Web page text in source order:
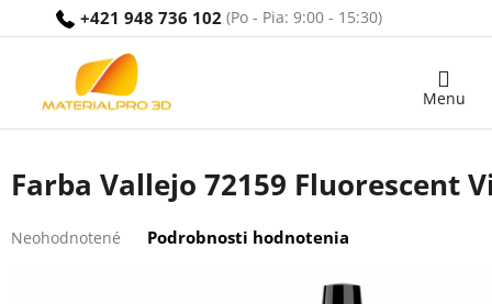
+421 948 736 102
Nákupný
Farba Vallejo 72159 Fluorescent
hodnotenie
Neohodnotené Podrobnosti hodnotenia